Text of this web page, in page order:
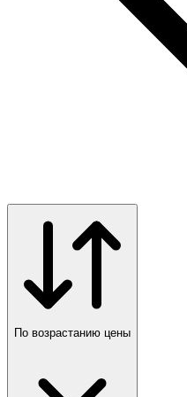
По возрастанию цены